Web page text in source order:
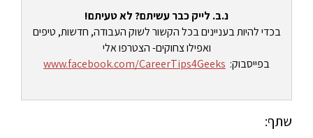
נ.ב. לייק כבר עשיתם? לא טעיתם!
בכדי להיות בעניינים בכל הקשור לשוק העבודה, חדשות, טיפים
ואפילו צחוקים- הצטרפו אלי
בפייסבוק: www.facebook.com/CareerTips4Geeks
שתף: